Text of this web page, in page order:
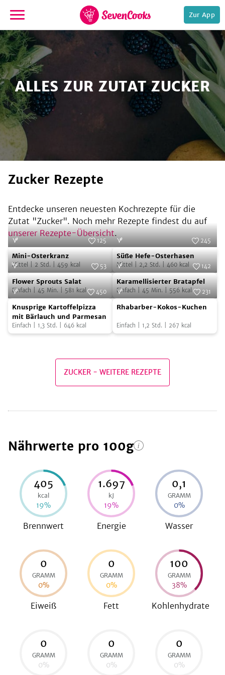
zur
Startseite
Zur App
ALLES ZUR ZUTAT ZUCKER
Zucker Rezepte
Entdecke unseren neuesten Kochrezepte für die
Zutat "Zucker". Noch mehr Rezepte findest du auf
unserer Rezepte-Übersicht.
Mini-
Osterkranz
Foto:SevenCooks
125
Mini-Osterkranz
Mittel 2 Std. 459 kcal
Süße
Hefe-
Osterhasen
Foto:SevenCooks
245
Süße Hefe-Osterhasen
Mittel 2,2 Std. 460 kcal
Flower
Sprouts
Salat
Foto:SevenCooks
53
Flower Sprouts Salat
Einfach 45 Min. 581 kcal
Karamellisierter
Bratapfel
Foto:SevenCooks
142
Karamellisierter Bratapfel
Einfach 45 Min. 556 kcal
Knusprige
Kartoffelpizza
mit
Foto: SevenCooks
450
Knusprige Kartoffelpizza
mit Bärlauch und Parmesan
Einfach 1,3 Std. 646 kcal
Rhabarber-
Kuchen
SevenCooks
231
Rhabarber-Kokos-Kuchen
Einfach 1,2 Std. 267 kcal
ZUCKER - WEITERE REZEPTE
Nährwerte pro 100g
405
kcal
19%
Brennwert
1.697
kJ
19%
Energie
0,1
GRAMM
0%
Wasser
0
GRAMM
0%
Eiweiß
0
GRAMM
0%
Fett
100
GRAMM
38%
Kohlenhydrate
0
GRAMM
0%
0
GRAMM
0%
0
GRAMM
0%